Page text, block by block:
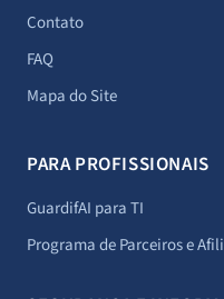
Contato
FAQ
Mapa do Site
PARA PROFISSIONAIS
GuardifAI para TI
Programa de Parceiros e